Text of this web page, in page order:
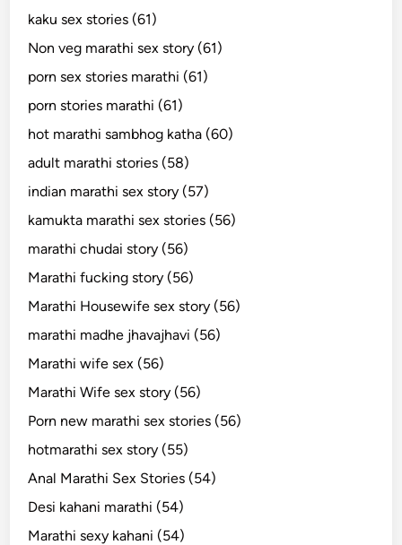
kaku sex stories (61)
Non veg marathi sex story (61)
porn sex stories marathi (61)
porn stories marathi (61)
hot marathi sambhog katha (60)
adult marathi stories (58)
indian marathi sex story (57)
kamukta marathi sex stories (56)
marathi chudai story (56)
Marathi fucking story (56)
Marathi Housewife sex story (56)
marathi madhe jhavajhavi (56)
Marathi wife sex (56)
Marathi Wife sex story (56)
Porn new marathi sex stories (56)
hotmarathi sex story (55)
Anal Marathi Sex Stories (54)
Desi kahani marathi (54)
Marathi sexy kahani (54)